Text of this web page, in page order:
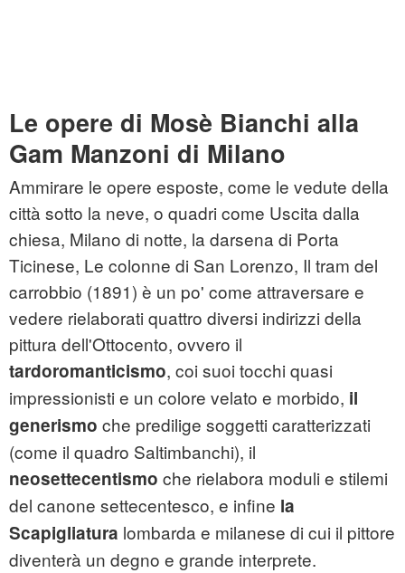
Le opere di Mosè Bianchi alla
Gam Manzoni di Milano
Ammirare le opere esposte, come le vedute della
città sotto la neve, o quadri come Uscita dalla
chiesa, Milano di notte, la darsena di Porta
Ticinese, Le colonne di San Lorenzo, Il tram del
carrobbio (1891) è un po' come attraversare e
vedere rielaborati quattro diversi indirizzi della
pittura dell'Ottocento, ovvero il
tardoromanticismo, coi suoi tocchi quasi
impressionisti e un colore velato e morbido, il
generismo che predilige soggetti caratterizzati
(come il quadro Saltimbanchi), il
neosettecentismo che rielabora moduli e stilemi
del canone settecentesco, e infine la
Scapigliatura lombarda e milanese di cui il pittore
diventerà un degno e grande interprete.